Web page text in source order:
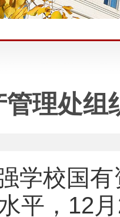
管理处组
学校国
平，12